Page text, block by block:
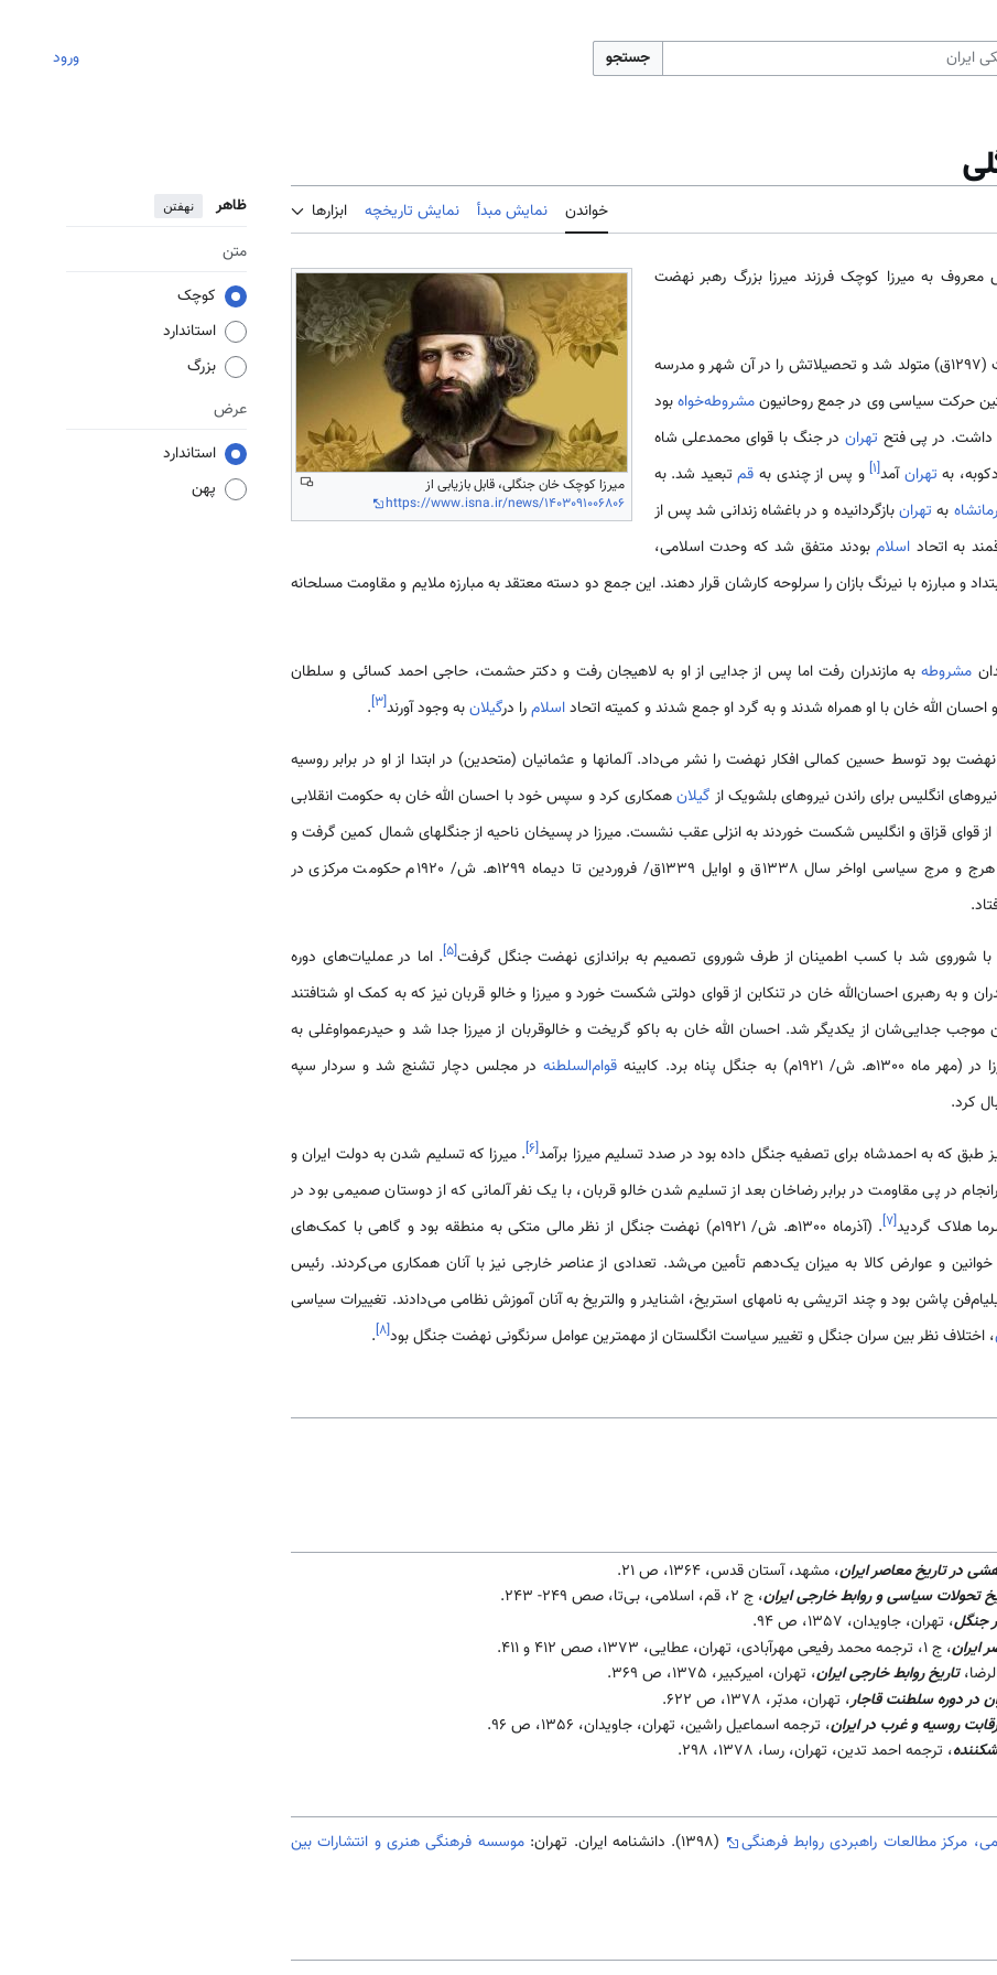
جستجو ورود
خواندن نمایش مبدأ نمایش تاریخچه ابزارها ظاهر نهفتن
متن
کوچک
استاندارد
بزرگ
عرض
استاندارد
پهن
میرزا کوچک خان جنگلی، قابل بازیابی از
https://www.isna.ir/news/1403091006806
معروف به میرزا کوچک فرزند میرزا بزرگ رهبر نهضت
میرزا کوچک خان جنگلی در رشت (1297ق) متولد شد و تحصیلاتش را در آن شهر و مدرسه
حرکت سیاسی وی در جمع روحانیونمشروطه‌خواهبود
در پی فتح تهران در جنگ با قوای محمدعلی شاه
به تهرانآمد[۱]و پس از چندی به قمتبعید شد. به
به تهرانبازگردانیده و در باغشاه زندانی شد پس از
به اتحاد اسلامبودند متفق شد که وحدت اسلامی،
و مبارزه با نیرنگ بازان را سرلوحه کارشان قرار دهند. این جمع دو دسته معتقد به مبارزه ملایم و مقاومت مسلحانه
مشروطهبه مازندران رفت اما پس از جدایی از او به لاهیجان رفت و دکتر حشمت، حاجی احمد کسائی و سلطان
الله خان با او همراه شدند و به گرد او جمع شدند و کمیته اتحاداسلامرا درگیلانبه وجود آورند[۳]
.
نهضت بود توسط حسین کمالی افکار نهضت را نشر می‌داد. آلمانها و عثمانیان (متحدین) در ابتدا از او در برابر روسیه
انگلیس برای راندن نیروهای بلشویک از گیلانهمکاری کرد و سپس خود با احسان الله خان به حکومت انقلابی
قوای قزاق و انگلیس شکست خوردند به انزلی عقب نشست. میرزا در پسیخان ناحیه از جنگلهای شمال کمین گرفت و
. هرج و مرج سیاسی اواخر سال 1338ق و اوایل 1339ق/ فروردین تا دیماه 1299ه‍. ش/ 1920م حکومت مرکزی در
شوروی شد با کسب اطمینان از طرف شوروی تصمیم به براندازی نهضت جنگل گرفت[۵]. اما در عملیات‌های دوره
و به رهبری احسان‌الله خان در تنکابن از قوای دولتی شکست خورد و میرزا و خالو قربان نیز که به کمک او شتافتند
جدایی‌شان از یکدیگر شد. احسان الله خان به باکو گریخت و خالوقربان از میرزا جدا شد و حیدرعمواوغلی به
به جنگل پناه برد. کابینه
قوام‌السلطنه در مجلس دچار تشنج شد و سردار سپه
کرد.
طبق که به احمدشاه برای تصفیه جنگل داده بود در صدد تسلیم میرزا برآمد[۶]. میرزا که تسلیم شدن به دولت ایران و
در پی مقاومت در برابر رضاخان بعد از تسلیم شدن خالو قربان، با یک نفر آلمانی که از دوستان صمیمی بود در
هلاک گردید[۷]
. (آذرماه 1300ه‍. ش/ 1921م) نهضت جنگل از نظر مالی متکی به منطقه بود و گاهی با کمک‌های
خوانین و عوارض کالا به میزان یک‌دهم تأمین می‌شد. تعدادی از عناصر خارجی نیز با آنان همکاری می‌کردند. رئیس
پاشن بود و چند اتریشی به نامهای استریخ، اشنایدر و والتریخ به آنان آموزش نظامی می‌دادند. تغییرات سیاسی
، اختلاف نظر بین سران جنگل و تغییر سیاست انگلستان از مهمترین عوامل سرنگونی نهضت جنگل بود[۸]
.
در تاریخ معاصر ایران، مشهد، آستان قدس، 1364، ص 21.
تحولات سیاسی و روابط خارجی ایران، ج 2، قم، اسلامی، بی‌تا، صص 249- 243.
جنگل، تهران، جاویدان، 1357، ص 94.
ایران، ج 1، ترجمه محمد رفیعی مهرآبادی، تهران، عطایی، 1373، صص 412 و 411.
تاریخ روابط خارجی ایران، تهران، امیرکبیر، 1375، ص 369.
در دوره سلطنت قاجار، تهران، مدبّر، 1378، ص 622.
روسیه و غرب در ایران، ترجمه اسماعیل راشین، تهران، جاویدان، 1356، ص 96.
، ترجمه احمد تدین، تهران، رسا، 1378، 298.
مرکز مطالعات راهبردی روابط فرهنگی (1398). دانشنامه ایران. تهران:
موسسه فرهنگی هنری و انتشارات بین